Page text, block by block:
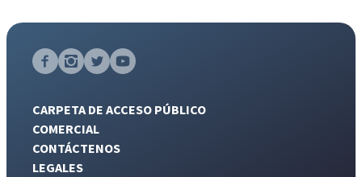
CARPETA DE ACCESO PÚBLICO
COMERCIAL
CONTÁCTENOS
LEGALES